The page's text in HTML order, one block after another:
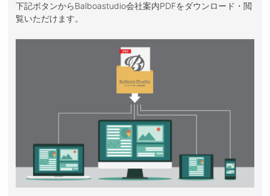
下記ボタンからBalboastudio会社案内PDFをダウンロード・閲
覧いただけます。